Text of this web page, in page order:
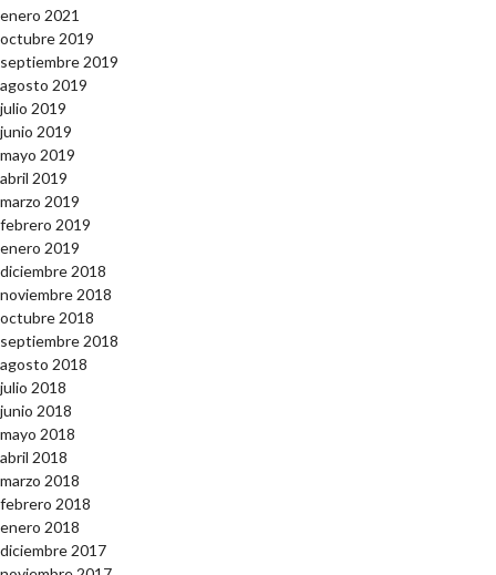
enero 2021
octubre 2019
septiembre 2019
agosto 2019
julio 2019
junio 2019
mayo 2019
abril 2019
marzo 2019
febrero 2019
enero 2019
diciembre 2018
noviembre 2018
octubre 2018
septiembre 2018
agosto 2018
julio 2018
junio 2018
mayo 2018
abril 2018
marzo 2018
febrero 2018
enero 2018
diciembre 2017